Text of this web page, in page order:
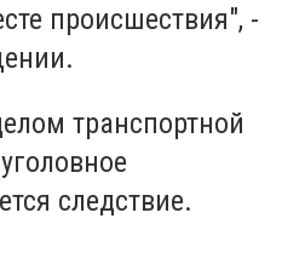
происшествия", -
транспортной
следствие.